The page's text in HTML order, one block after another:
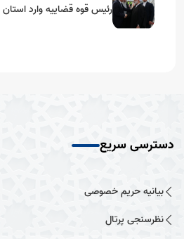
رئیس قوه قضاییه وارد
دسترسی سریع
بیانیه حریم خصوصی
نظرسنجی پرتال